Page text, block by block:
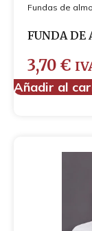
Fundas de
FUNDA DE
3,70 €
Añadir al